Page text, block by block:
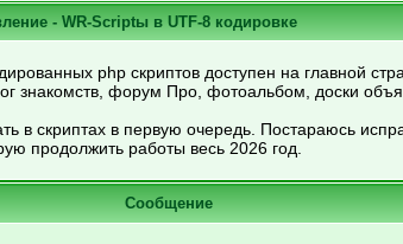
- WR-Scriptы в UTF-8 кодировке
php скриптов доступен на главной
знакомств, форум Про, фотоальбом, доски
в скриптах в первую очередь. Постараюсь
продолжить работы весь 2026 год.
Сообщение